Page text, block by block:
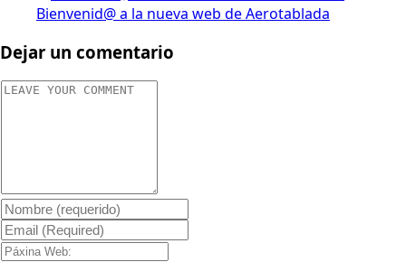
Bienvenid@ a la nueva web de Aerotablada
Dejar un comentario